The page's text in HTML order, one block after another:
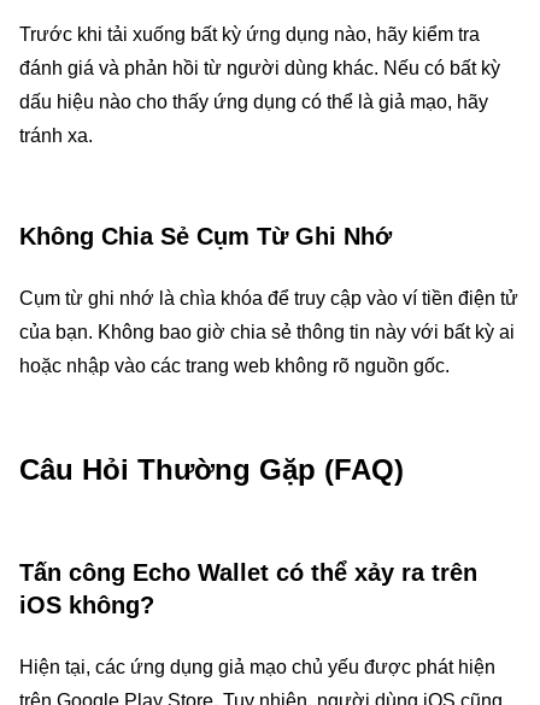
Trước khi tải xuống bất kỳ ứng dụng nào, hãy kiểm tra
đánh giá và phản hồi từ người dùng khác. Nếu có bất kỳ
dấu hiệu nào cho thấy ứng dụng có thể là giả mạo, hãy
tránh xa.
Không Chia Sẻ Cụm Từ Ghi Nhớ
Cụm từ ghi nhớ là chìa khóa để truy cập vào ví tiền điện tử
của bạn. Không bao giờ chia sẻ thông tin này với bất kỳ ai
hoặc nhập vào các trang web không rõ nguồn gốc.
Câu Hỏi Thường Gặp (FAQ)
Tấn công Echo Wallet có thể xảy ra trên
iOS không?
Hiện tại, các ứng dụng giả mạo chủ yếu được phát hiện
trên Google Play Store. Tuy nhiên, người dùng iOS cũng